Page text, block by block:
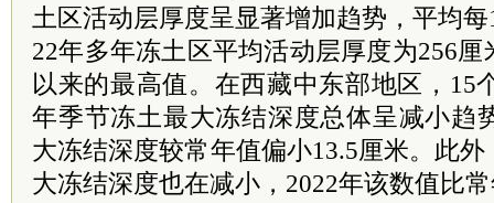
土区活动层厚度呈显著增加趋势，平均
22年多年冻土区平均活动层厚度为256
以来的最高值。在西藏中东部地区，15
年季节冻土最大冻结深度总体呈减小趋
大冻结深度较常年值偏小13.5厘米。此
大冻结深度也在减小，2022年该数值比